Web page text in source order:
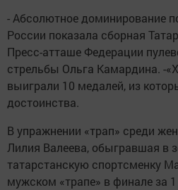
- Абсолютное доминирование
России показала сборная
Пресс-атташе Федерации
стрельбы Ольга Камардина. -
выиграли 10 медалей, из
достоинства.
В упражнении «трап» среди
Лилия Валеева, обыгравшая в
татарстанскую спортсменку
мужском «трапе» в финале за